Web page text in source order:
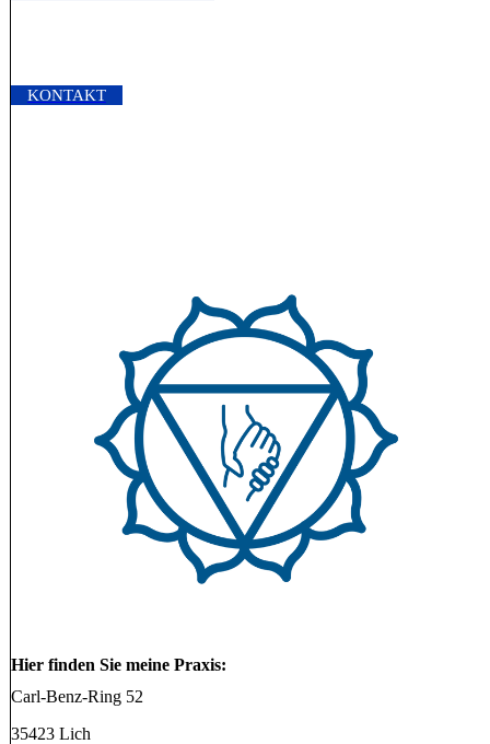
KONTAKT
Hier finden Sie meine Praxis:
Carl-Benz-Ring 52
35423 Lich